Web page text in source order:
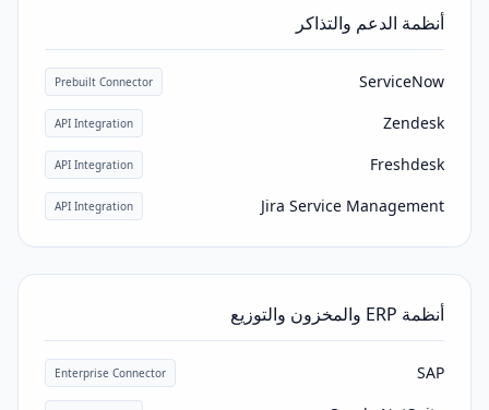
أنظمة الدعم والتذاكر
ServiceNow
Prebuilt Connector
Zendesk
API Integration
Freshdesk
API Integration
Jira Service Management
API Integration
أنظمة ERP والمخزون والتوزيع
SAP
Enterprise Connector